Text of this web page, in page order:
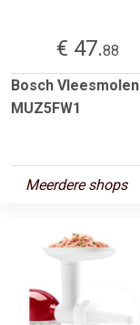
€ 47.88
Bosch Vleesmolen
MUZ5FW1
Meerdere shops